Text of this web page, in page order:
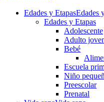
Edades y EtapasEdades
Edades y Etapas
Adolescente
Adulto
Bebé
Escuela
Niño
Preescolar
Prenatal